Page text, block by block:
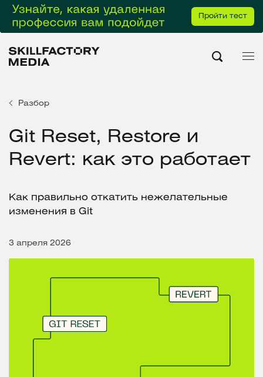
Пройти тест
Разбор
Git Reset, Restore и
Revert: как это работает
Как правильно откатить нежелательные
изменения в Git
3 апреля 2026